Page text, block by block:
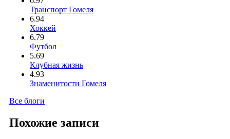
Транспорт Гомеля
6.94
Хоккей
6.79
Футбол
5.69
Клубная жизнь
4.93
Знаменитости Гомеля
Все блоги
Похожие записи